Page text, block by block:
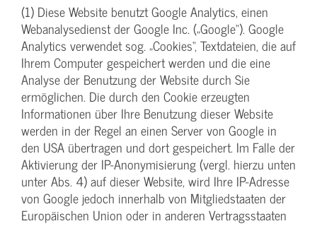
(1) Diese Website benutzt Google Analytics, einen
Webanalysedienst der Google Inc. („Google“). Google
Analytics verwendet sog. „Cookies“, Textdateien, die auf
Ihrem Computer gespeichert werden und die eine
Analyse der Benutzung der Website durch Sie
ermöglichen. Die durch den Cookie erzeugten
Informationen über Ihre Benutzung dieser Website
werden in der Regel an einen Server von Google in
den USA übertragen und dort gespeichert. Im Falle der
Aktivierung der IP-Anonymisierung (vergl. hierzu unten
unter Abs. 4) auf dieser Website, wird Ihre IP-Adresse
von Google jedoch innerhalb von Mitgliedstaaten der
Europäischen Union oder in anderen Vertragsstaaten